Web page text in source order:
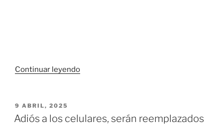
Continuar leyendo«Evitar
telefónicas.»
PUBLICADO
EL
9 ABRIL, 2025
Adiós a los celulares, serán reemplazados